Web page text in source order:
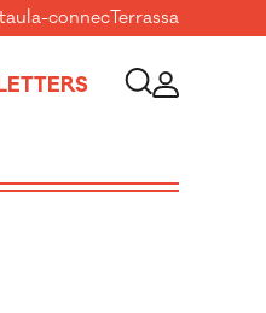
-connecTerrassa